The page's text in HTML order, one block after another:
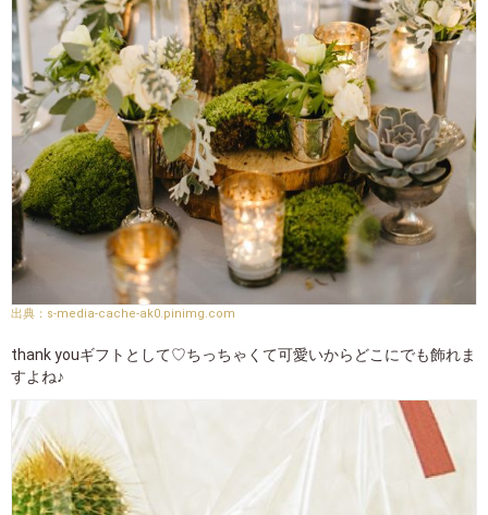
s-media-cache-ak0.pinimg.com
thank youギフトとして♡ちっちゃくて可愛いからどこにでも飾れま
すよね♪